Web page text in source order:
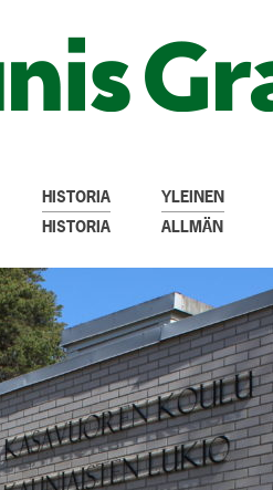
HISTORIA
HISTORIA
YLEINEN
ALLMÄN